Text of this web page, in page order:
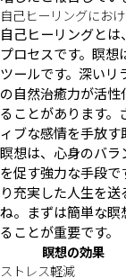
自己ヒーリングにお
自己ヒーリングと
プロセスです。瞑
ツールです。深い
の自然治癒力が活
ることがあります
ィブな感情を手放す
瞑想は、心身のバ
を促す強力な手段で
り充実した人生を
ね。まずは簡単な
ることが重要です。
瞑想の効果
ストレス軽減